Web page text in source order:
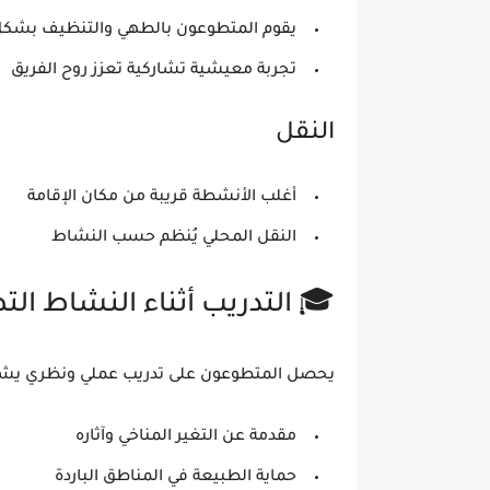
يقوم المتطوعون بالطهي والتنظيف
تجربة معيشية تشاركية تعزز روح الفريق
النقل
أغلب الأنشطة قريبة من مكان الإقامة
النقل المحلي يُنظم حسب النشاط
🎓 التدريب أثناء النشاط
يحصل المتطوعون على تدريب عملي ونظري
مقدمة عن التغير المناخي وآثاره
حماية الطبيعة في المناطق الباردة